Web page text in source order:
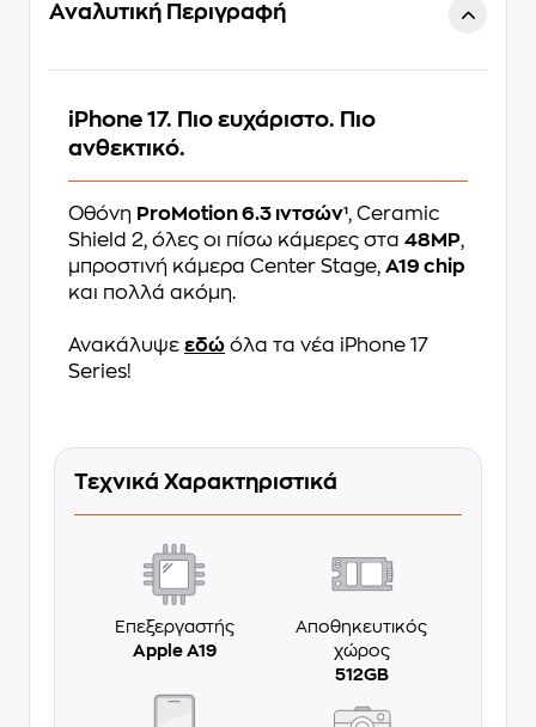
Αναλυτική Περιγραφή
iPhone 17. Πιο ευχάριστο. Πιο
ανθεκτικό.
Οθόνη ProMotion 6.3 ιντσών¹, Ceramic
Shield 2, όλες οι πίσω κάμερες στα 48MP,
μπροστινή κάμερα Center Stage, A19 chip
και πολλά ακόμη.
Ανακάλυψε εδώ όλα τα νέα iPhone 17
Series!
Τεχνικά Χαρακτηριστικά
Επεξεργαστής
Apple A19
Αποθηκευτικός
χώρος
512GB